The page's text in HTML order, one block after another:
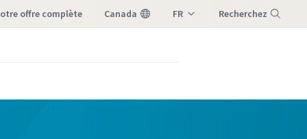
notre offre complète Canada FR Recherchez